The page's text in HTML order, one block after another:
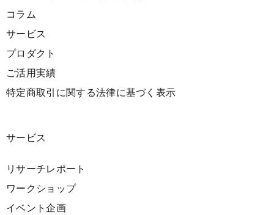
コラム
サービス
プロダクト
ご活用実績
特定商取引に関する法律に基づく表示
サービス
リサーチレポート
ワークショップ
イベント企画